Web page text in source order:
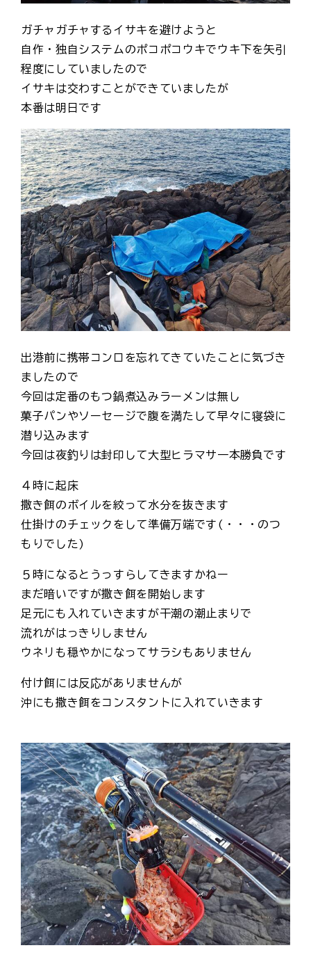
ガチャガチャするイサキを避けようと
自作・独自システムのポコポコウキでウキ下を矢引
程度にしていましたので
イサキは交わすことができていましたが
本番は明日です
出港前に携帯コンロを忘れてきていたことに気づき
ましたので
今回は定番のもつ鍋煮込みラーメンは無し
菓子パンやソーセージで腹を満たして早々に寝袋に
潜り込みます
今回は夜釣りは封印して大型ヒラマサ一本勝負です
４時に起床
撒き餌のボイルを絞って水分を抜きます
仕掛けのチェックをして準備万端です(・・・のつ
もりでした)
５時になるとうっすらしてきますかねー
まだ暗いですが撒き餌を開始します
足元にも入れていきますが干潮の潮止まりで
流れがはっきりしません
ウネリも穏やかになってサラシもありません
付け餌には反応がありませんが
沖にも撒き餌をコンスタントに入れていきます